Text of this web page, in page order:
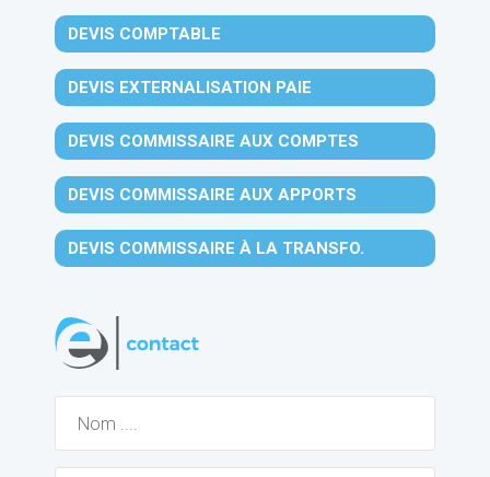
DEVIS COMPTABLE
DEVIS EXTERNALISATION PAIE
DEVIS COMMISSAIRE AUX COMPTES
DEVIS COMMISSAIRE AUX APPORTS
DEVIS COMMISSAIRE À LA TRANSFO.